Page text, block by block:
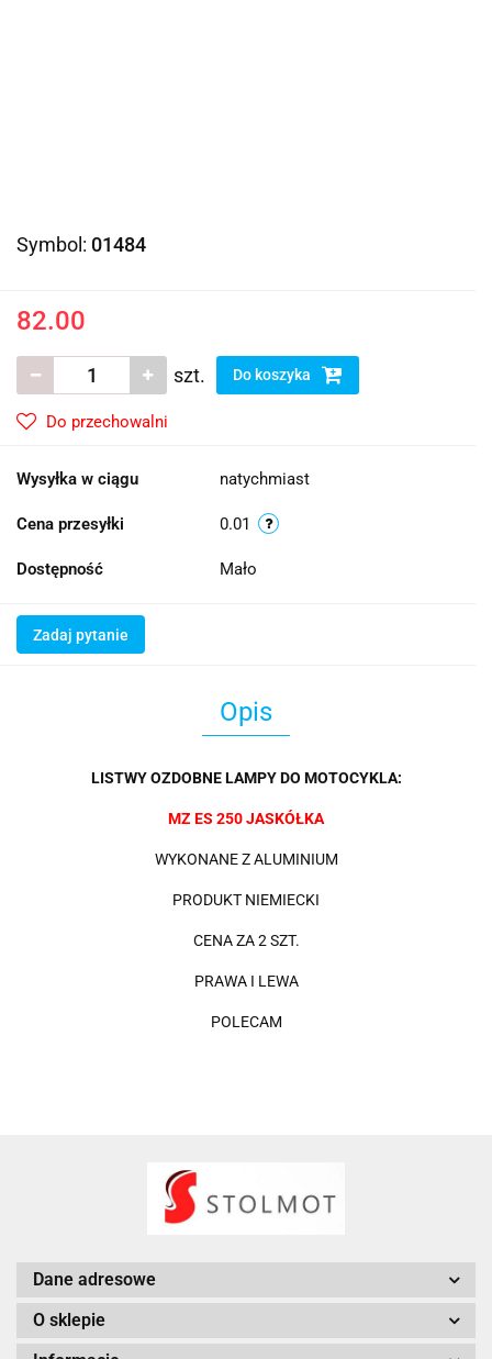
Symbol: 01484
82.00
szt. Do koszyka
Do przechowalni
Wysyłka w ciągu natychmiast
Cena przesyłki 0.01
Dostępność Mało
Zadaj pytanie
Opis
LISTWY OZDOBNE LAMPY DO MOTOCYKLA:
MZ ES 250 JASKÓŁKA
WYKONANE Z ALUMINIUM
PRODUKT NIEMIECKI
CENA ZA 2 SZT.
PRAWA I LEWA
POLECAM
Dane adresowe
O sklepie